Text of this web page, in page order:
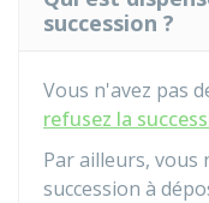
succession ?
Vous n'avez pas
refusez la
Par ailleurs, vous
succession à